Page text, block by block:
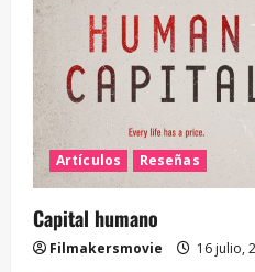
Artículos Reseñas
Capital humano
Filmakersmovie 16 julio,